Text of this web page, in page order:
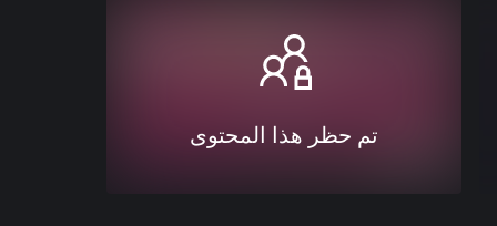
تم حظر هذا المحتوى